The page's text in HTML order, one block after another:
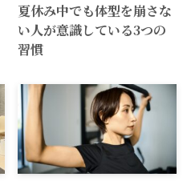
夏休み中でも体型を崩さな
い人が意識している3つの
習慣